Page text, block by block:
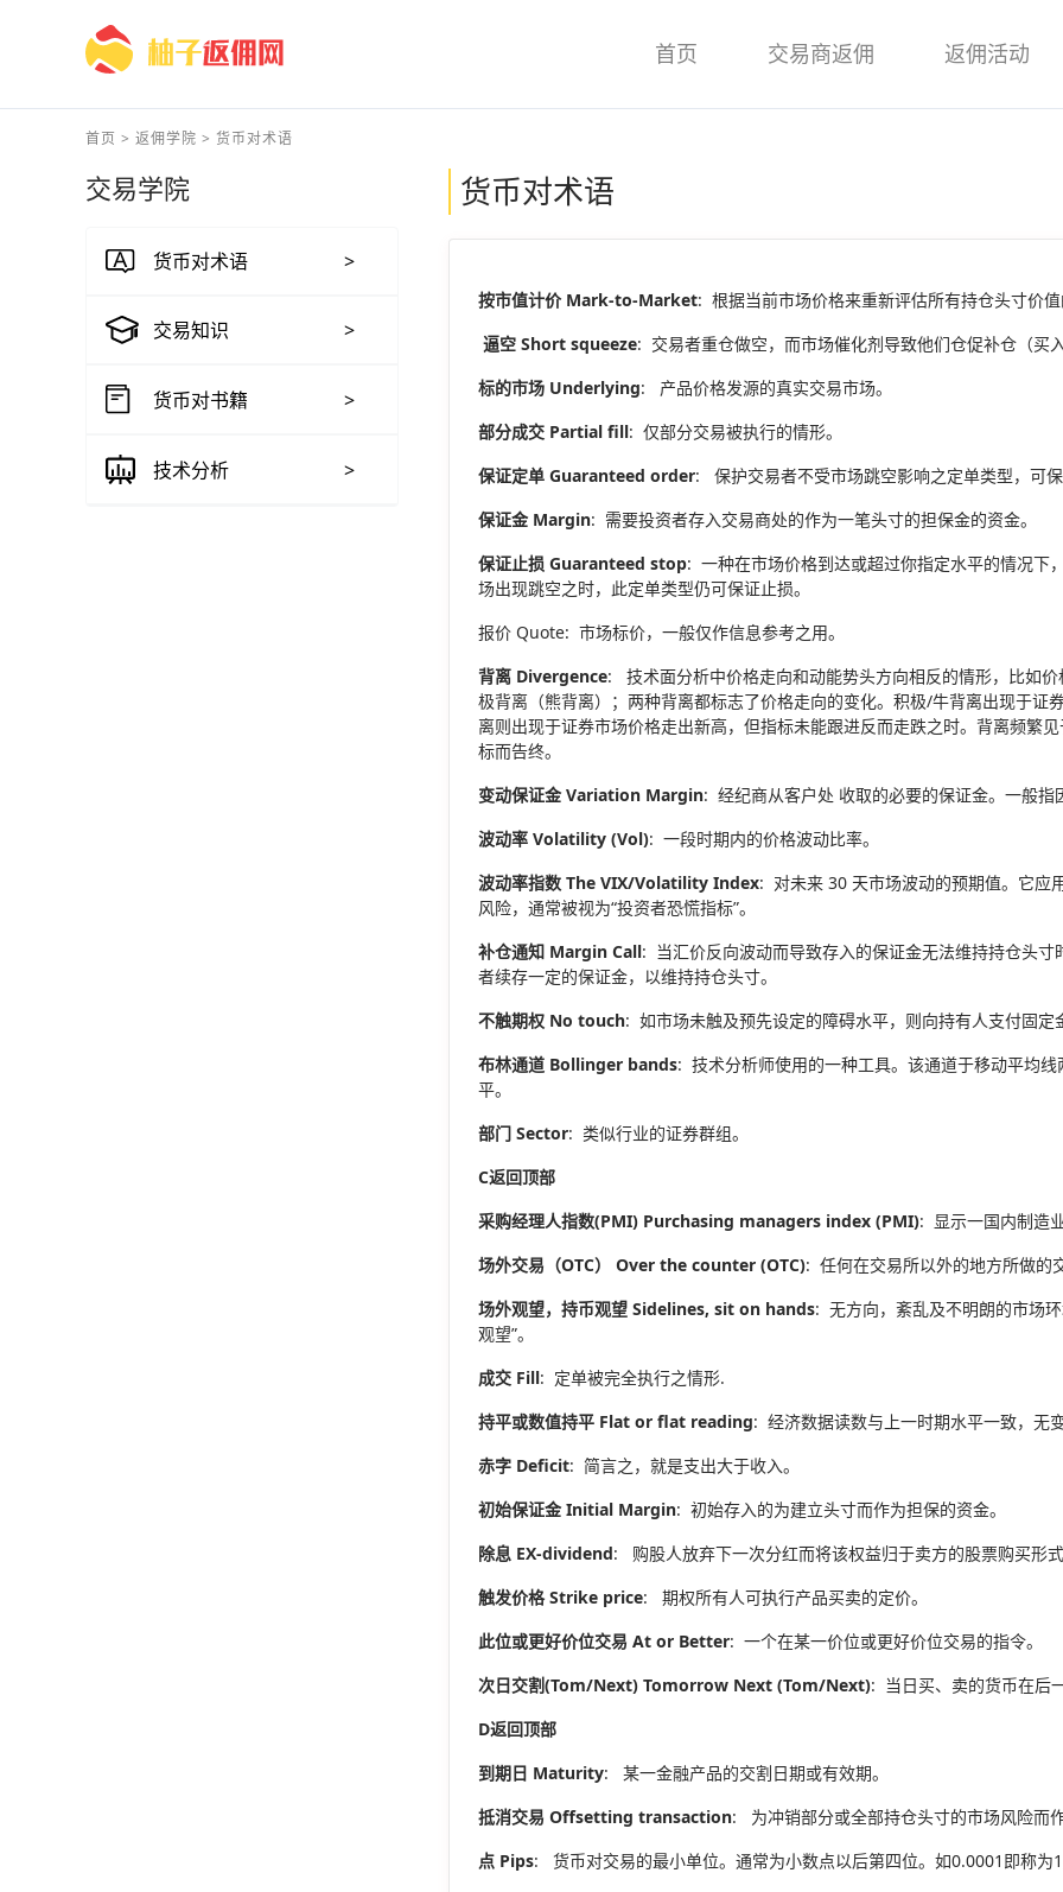
首页 交易商返佣 返佣活动
首页 > 返佣学院 > 货币对术语
交易学院
货币对术语 >
交易知识 >
货币对书籍 >
技术分析 >
货币对术语
按市值计价 Mark-to-Market: 根据当前市场价格来重新评估所有持仓头寸价
逼空 Short squeeze: 交易者重仓做空，而市场催化剂导致他们仓促补仓（买
标的市场 Underlying: 产品价格发源的真实交易市场。
部分成交 Partial fill: 仅部分交易被执行的情形。
保证定单 Guaranteed order: 保护交易者不受市场跳空影响之定单类型，可保
保证金 Margin: 需要投资者存入交易商处的作为一笔头寸的担保金的资金。
保证止损 Guaranteed stop: 一种在市场价格到达或超过你指定水平的情况下
场出现跳空之时，此定单类型仍可保证止损。
报价 Quote: 市场标价，一般仅作信息参考之用。
背离 Divergence: 技术面分析中价格走向和动能势头方向相反的情形，比如
极背离（熊背离）；两种背离都标志了价格走向的变化。积极/牛背离出现于证
离则出现于证券市场价格走出新高，但指标未能跟进反而走跌之时。背离频繁
标而告终。
变动保证金 Variation Margin: 经纪商从客户处 收取的必要的保证金。一般指
波动率 Volatility (Vol): 一段时期内的价格波动比率。
波动率指数 The VIX/Volatility Index: 对未来 30 天市场波动的预期值。它应
风险，通常被视为“投资者恐慌指标”。
补仓通知 Margin Call: 当汇价反向波动而导致存入的保证金无法维持持仓头
者续存一定的保证金，以维持持仓头寸。
不触期权 No touch: 如市场未触及预先设定的障碍水平，则向持有人支付固定
布林通道 Bollinger bands: 技术分析师使用的一种工具。该通道于移动平均
平。
部门 Sector: 类似行业的证券群组。
C返回顶部
采购经理人指数(PMI) Purchasing managers index (PMI): 显示一国内制造
场外交易（OTC） Over the counter (OTC): 任何在交易所以外的地方所做的
场外观望，持币观望 Sidelines, sit on hands: 无方向，紊乱及不明朗的市场
观望”。
成交 Fill: 定单被完全执行之情形.
持平或数值持平 Flat or flat reading: 经济数据读数与上一时期水平一致，无变
赤字 Deficit: 简言之，就是支出大于收入。
初始保证金 Initial Margin: 初始存入的为建立头寸而作为担保的资金。
除息 EX-dividend: 购股人放弃下一次分红而将该权益归于卖方的股票购买形式
触发价格 Strike price: 期权所有人可执行产品买卖的定价。
此位或更好价位交易 At or Better: 一个在某一价位或更好价位交易的指令。
次日交割(Tom/Next) Tomorrow Next (Tom/Next): 当日买、卖的货币在后
D返回顶部
到期日 Maturity: 某一金融产品的交割日期或有效期。
抵消交易 Offsetting transaction: 为冲销部分或全部持仓头寸的市场风险而作
点 Pips: 货币对交易的最小单位。通常为小数点以后第四位。如0.0001即称为1